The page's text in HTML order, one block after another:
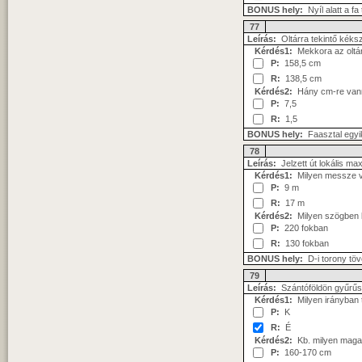
BONUS hely: Nyíl alatt a fa
77
Leírás: Oltárra tekintő
Kérdés1: Mekkora az
P: 158,5 cm
R: 138,5 cm
Kérdés2: Hány cm-re
P: 7,5
R: 1,5
BONUS hely: Faasztal
78
Leírás: Jelzett út lokális
Kérdés1: Milyen messze
P: 9 m
R: 17 m
Kérdés2: Milyen szögben
P: 220 fokban
R: 130 fokban
BONUS hely: D-i torony
79
Leírás: Szántóföldön
Kérdés1: Milyen irányban
P: K
R: É
Kérdés2: Kb. milyen
P: 160-170 cm